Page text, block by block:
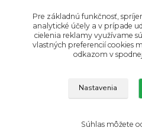
Upravit sběr
© Copyright 2019 Malachitová skříňka
Pre základnú funkčnosť,
analytické účely a v prípade
cielenia reklamy využívame
vlastných preferencií cookies
odkazom v
Nastavenia
Súhlas môžete